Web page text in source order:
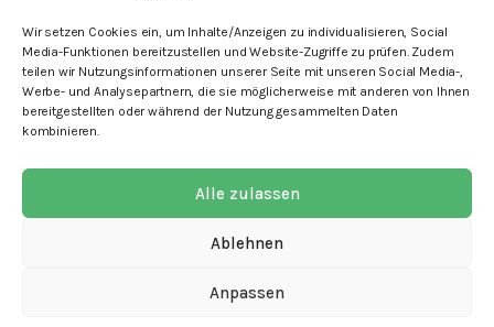
Wir setzen Cookies ein, um Inhalte/Anzeigen zu individualisieren, Social
Media-Funktionen bereitzustellen und Website-Zugriffe zu prüfen. Zudem
teilen wir Nutzungsinformationen unserer Seite mit unseren Social Media-,
Werbe- und Analysepartnern, die sie möglicherweise mit anderen von Ihnen
bereitgestellten oder während der Nutzung gesammelten Daten
kombinieren.
Alle zulassen
Ablehnen
Anpassen
mit den Angeboten
Kontakt